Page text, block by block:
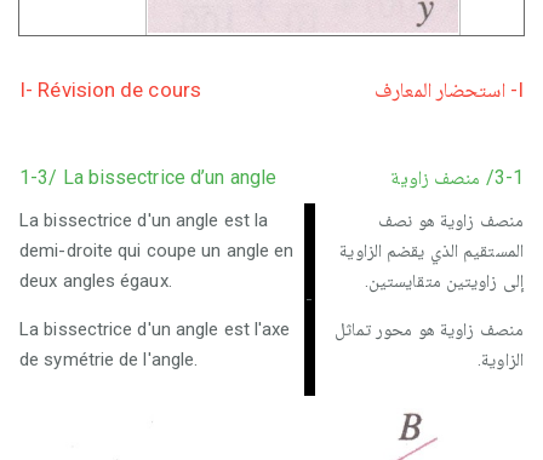
I- Révision de cours I- استحضار المعارف
1-3/ La bissectrice d’un angle 3-1/ منصف زاوية
La bissectrice d'un angle est la
demi-droite qui coupe un angle en
deux angles égaux.
La bissectrice d'un angle est l'axe
de symétrie de l'angle.
-
منصف زاوية هو نصف
المستقيم الذي يقضم الزاوية
إلى زاويتين متقايستين.
منصف زاوية هو محور تماثل
الزاوية.